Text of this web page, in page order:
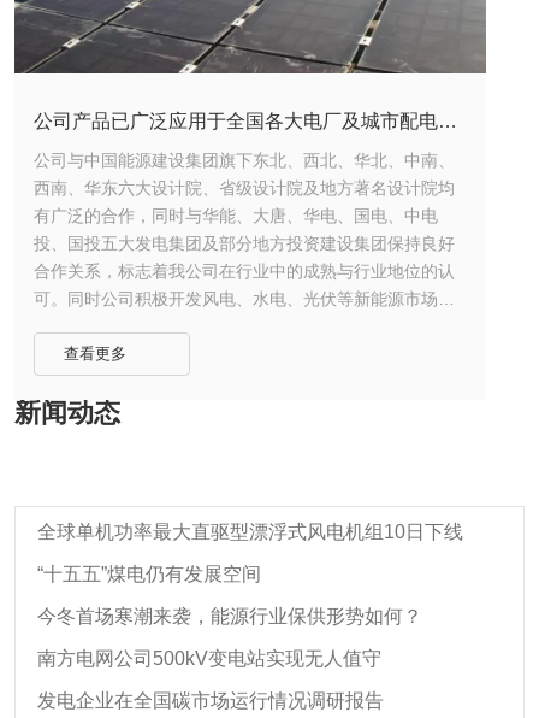
公司产品已广泛应用于全国各大电厂及城市配电网
络
公司与中国能源建设集团旗下东北、西北、华北、中南、
西南、华东六大设计院、省级设计院及地方著名设计院均
有广泛的合作，同时与华能、大唐、华电、国电、中电
投、国投五大发电集团及部分地方投资建设集团保持良好
合作关系，标志着我公司在行业中的成熟与行业地位的认
可。同时公司积极开发风电、水电、光伏等新能源市场，
域，达成市场网络的全面覆盖。
查看更多
新闻动态
全球单机功率最大直驱型漂浮式风电机组10日下线
“十五五”煤电仍有发展空间
今冬首场寒潮来袭，能源行业保供形势如何？
南方电网公司500kV变电站实现无人值守
发电企业在全国碳市场运行情况调研报告